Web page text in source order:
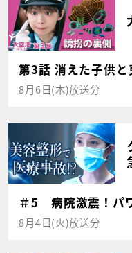
第3話 消えた子供と
8月6日(木)放送分
＃5 病院激震！パ
8月4日(火)放送分